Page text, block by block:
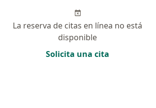
La reserva de citas en línea no está
disponible
Solicita una cita